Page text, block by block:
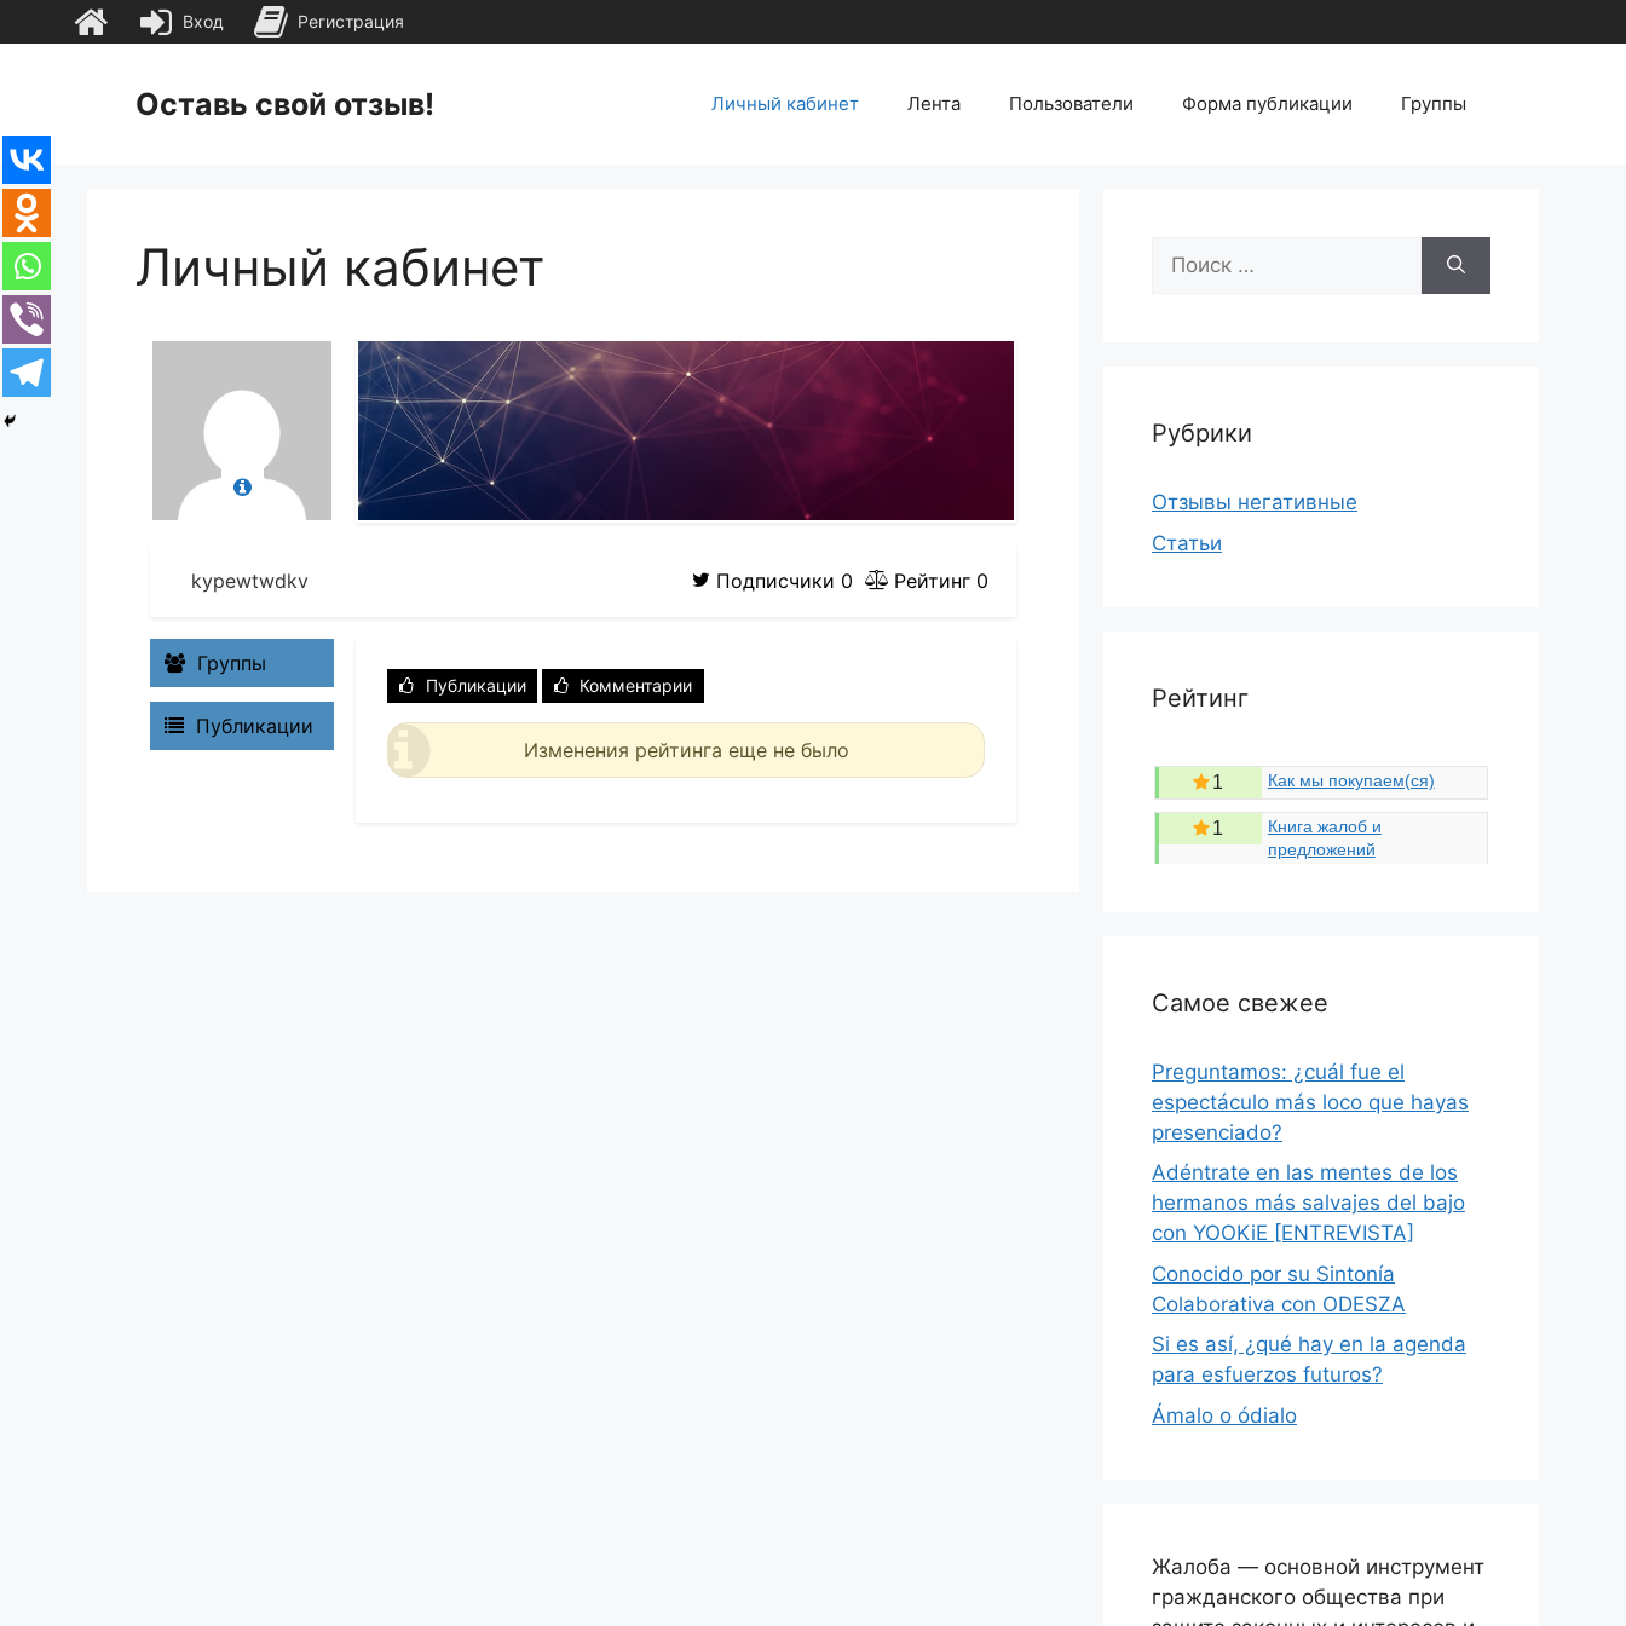
содержимомуОставь свой отзыв! Личный кабинет Лента Пользователи Форма публикации Группы
Личный кабинет
kypewtwdkv Подписчики 0 Рейтинг 0
Группы
Публикации
Публикации Комментарии
Изменения рейтинга еще не было
Поиск:
Рубрики
Отзывы негативные
Статьи
Рейтинг
1 Как мы покупаем(ся)
1
Книга жалоб и
предложений
Самое свежее
Preguntamos: ¿cuál fue el
espectáculo más loco que hayas
presenciado?
Adéntrate en las mentes de los
hermanos más salvajes del bajo
con YOOKiE [ENTREVISTA]
Conocido por su Sintonía
Colaborativa con ODESZA
Si es así, ¿qué hay en la agenda
para esfuerzos futuros?
Ámalo o ódialo
Жалоба — основной инструмент
гражданского общества при
Вход Регистрация